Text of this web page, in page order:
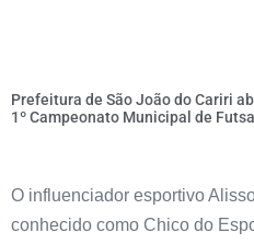
Prefeitura de São João do Cariri
1º Campeonato Municipal de Futsal
O influenciador esportivo
conhecido como Chico do